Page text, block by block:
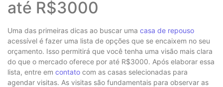
até R$3000
Uma das primeiras dicas ao buscar uma casa de repouso
acessível é fazer uma lista de opções que se encaixem no seu
orçamento. Isso permitirá que você tenha uma visão mais clara
do que o mercado oferece por até R$3000. Após elaborar essa
lista, entre em contato com as casas selecionadas para
agendar visitas. As visitas são fundamentais para observar as